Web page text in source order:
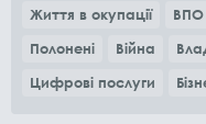
Життя в окупації
ВПО
Полонені
Війна
Цифрові послуги